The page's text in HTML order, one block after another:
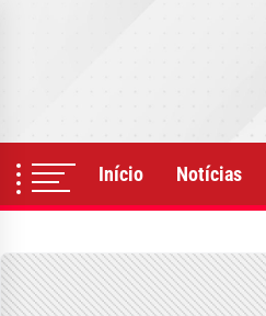
Início Notícias